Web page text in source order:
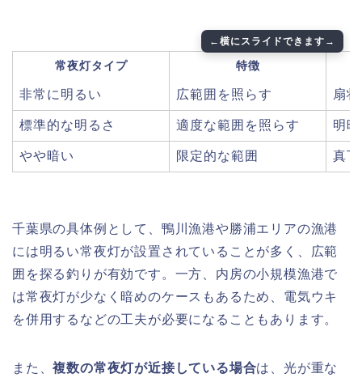
常夜灯タイプ 特徴
非常に明るい 広範囲を照らす 扇
標準的な明るさ 適度な範囲を照らす 明
やや暗い 限定的な範囲 真
千葉県の具体例として、鴨川漁港や勝浦エリアの漁港
には明るい常夜灯が設置されていることが多く、広範
囲を探る釣りが有効です。一方、内房の小規模漁港で
は常夜灯が少なく暗めのケースもあるため、電気ウキ
を併用するなどの工夫が必要になることもあります。
また、複数の常夜灯が近接している場合は、光が重な